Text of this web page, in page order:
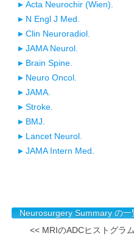
Acta Neurochir (Wien).
N Engl J Med.
Clin Neuroradiol.
JAMA Neurol.
Brain Spine.
Neuro Oncol.
JAMA.
Stroke.
BMJ.
Lancet Neurol.
JAMA Intern Med.
Neurosurgery Summary の一
<< MRIのADCヒストグラ